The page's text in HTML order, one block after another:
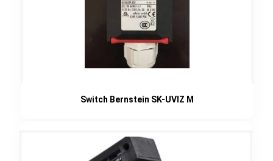
Switch Bernstein SK-UVIZ M